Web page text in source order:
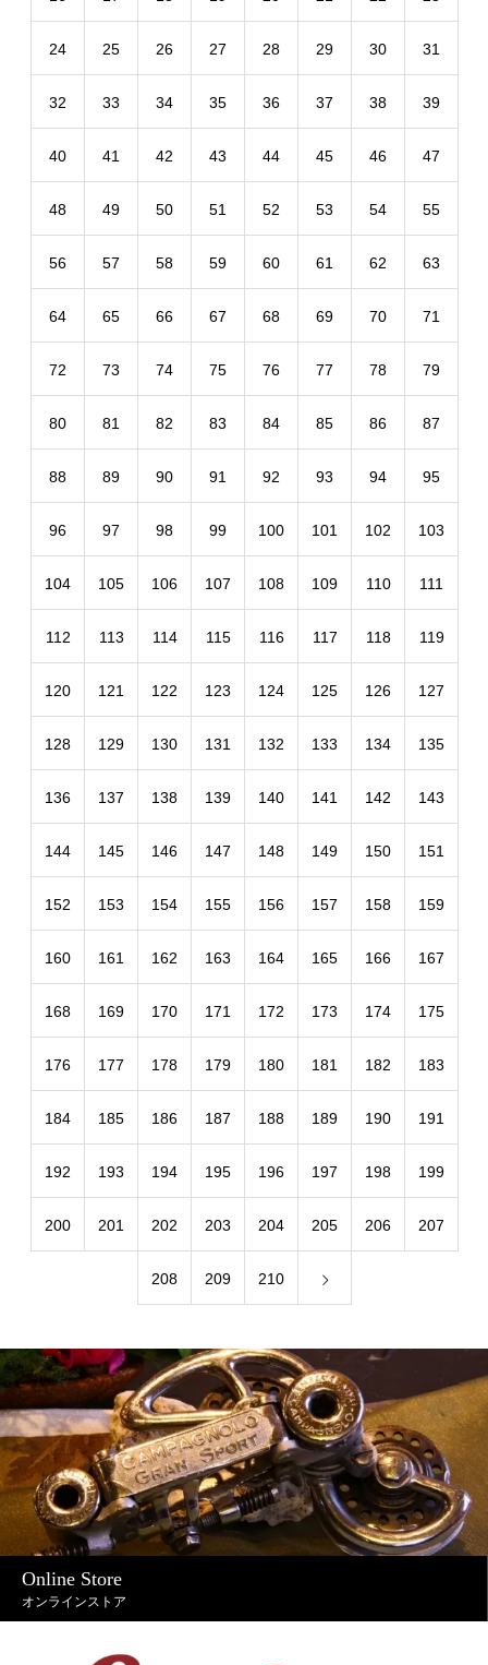
24 25 26 27 28 29 30 31
32 33 34 35 36 37 38 39
40 41 42 43 44 45 46 47
48 49 50 51 52 53 54 55
56 57 58 59 60 61 62 63
64 65 66 67 68 69 70 71
72 73 74 75 76 77 78 79
80 81 82 83 84 85 86 87
88 89 90 91 92 93 94 95
96 97 98 99 100 101 102 103
104 105 106 107 108 109 110 111
112 113 114 115 116 117 118 119
120 121 122 123 124 125 126 127
128 129 130 131 132 133 134 135
136 137 138 139 140 141 142 143
144 145 146 147 148 149 150 151
152 153 154 155 156 157 158 159
160 161 162 163 164 165 166 167
168 169 170 171 172 173 174 175
176 177 178 179 180 181 182 183
184 185 186 187 188 189 190 191
192 193 194 195 196 197 198 199
200 201 202 203 204 205 206 207
208 209 210
Online Store
オンラインストア